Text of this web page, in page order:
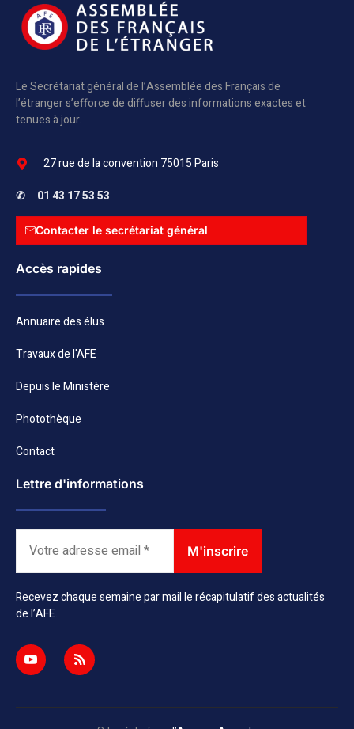
Le Secrétariat général de l’Assemblée des Français de
l’étranger s’efforce de diffuser des informations exactes et
tenues à jour.
27 rue de la convention 75015 Paris
✆ 01 43 17 53 53
Contacter le secrétariat général
Accès rapides
Annuaire des élus
Travaux de l'AFE
Depuis le Ministère
Photothèque
Contact
Lettre d'informations
Recevez chaque semaine par mail le récapitulatif des actualités
de l’AFE.